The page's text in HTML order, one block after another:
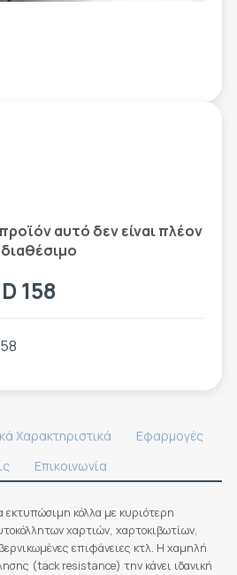
αυτό δεν είναι πλέον
διαθέσιμο
158
Χαρακτηριστικά
Επικοινωνία
Εφαρμογές
εκτυπώσιμη κόλλα με κυριότερη
χαρτιών, χαρτοκιβωτίων,
επιφάνειες κτλ. Η χαμηλή
(tack resistance) την κάνει ιδανική